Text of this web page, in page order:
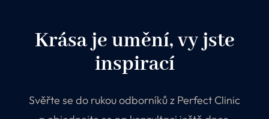
Krása je umění, vy jste
inspirací
Svěřte se do rukou odborníků z Perfect Clinic